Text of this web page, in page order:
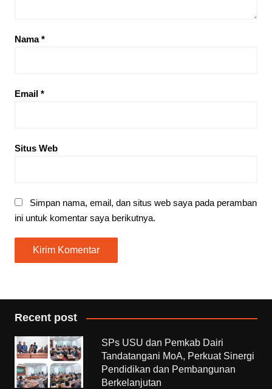
Nama*
Email *
Situs Web
Simpan nama, email, dan situs web saya pada peramban
ini untuk komentar saya berikutnya.
Recent post
SPs USU dan Pemkab Dairi
Tandatangani MoA, Perkuat Sinergi
Pendidikan dan Pembangunan
Berkelanjutan